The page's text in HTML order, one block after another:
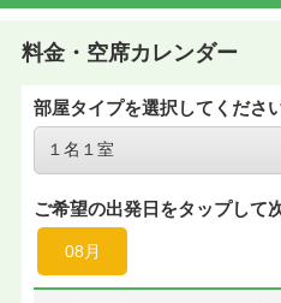
料金・空席カレンダー
部屋タイプを選択してくださ
ご希望の出発日をタップして
08月